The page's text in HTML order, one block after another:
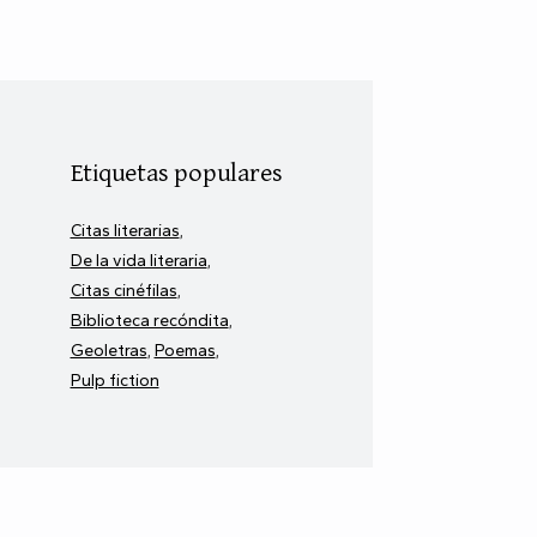
Etiquetas populares
Citas literarias
De la vida literaria
Citas cinéfilas
Biblioteca recóndita
Geoletras Poemas
Pulp fiction